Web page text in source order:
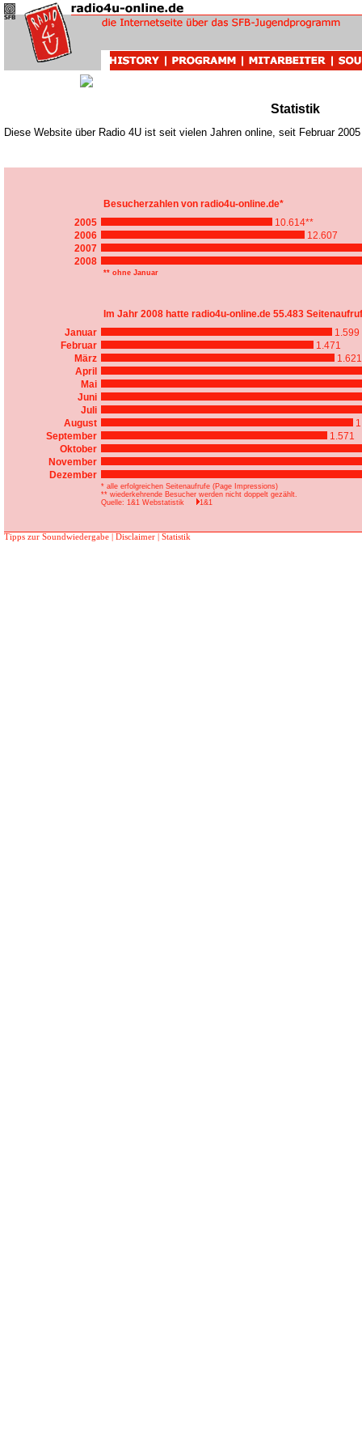
Statistik
Diese Website über Radio 4U ist seit vielen Jahren online, seit Februar
Besucherzahlen von radio4u-online.de*
2005
10.614**
2006
12.607
2007
2008
** ohne Januar
Im Jahr 2008 hatte radio4u-online.de 55.483
Januar
1.599
Februar
1.471
März
1.621
April
Mai
Juni
Juli
August
September
1.571
Oktober
November
Dezember
* alle erfolgreichen Seitenaufrufe (Page Impressions)
** wiederkehrende Besucher werden nicht doppelt gezählt.
Quelle: 1&1 Webstatistik
1&1
Tipps zur Soundwiedergabe Disclaimer Statistik